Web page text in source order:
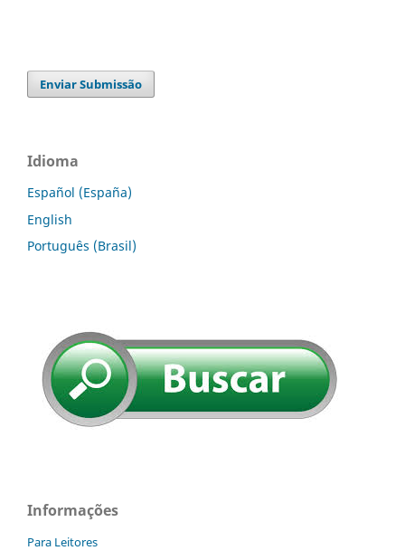
Enviar Submissão
Idioma
Español (España)
English
Português (Brasil)
Informações
Para Leitores